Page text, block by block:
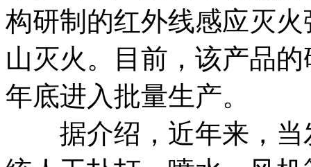
构研制的红外线感应灭
山灭火。目前，该产品
年底进入批量生产。
据介绍，近年来，当